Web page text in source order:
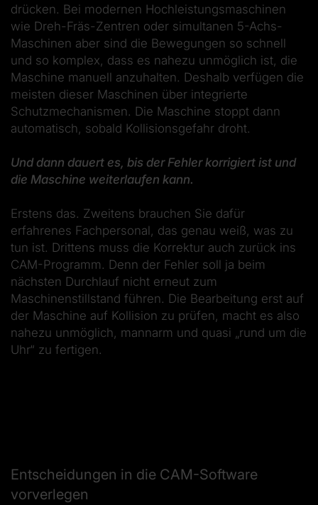
drücken. Bei modernen Hochleistungsmaschinen
wie Dreh-Fräs-Zentren oder simultanen 5-Achs-
Maschinen aber sind die Bewegungen so schnell
und so komplex, dass es nahezu unmöglich ist, die
Maschine manuell anzuhalten. Deshalb verfügen die
meisten dieser Maschinen über integrierte
Schutzmechanismen. Die Maschine stoppt dann
automatisch, sobald Kollisionsgefahr droht.
Und dann dauert es, bis der Fehler korrigiert ist und
die Maschine weiterlaufen kann.
Erstens das. Zweitens brauchen Sie dafür
erfahrenes Fachpersonal, das genau weiß, was zu
tun ist. Drittens muss die Korrektur auch zurück ins
CAM-Programm. Denn der Fehler soll ja beim
nächsten Durchlauf nicht erneut zum
Maschinenstillstand führen. Die Bearbeitung erst auf
der Maschine auf Kollision zu prüfen, macht es also
nahezu unmöglich, mannarm und quasi „rund um die
Uhr“ zu fertigen.
Entscheidungen in die CAM-Software
vorverlegen